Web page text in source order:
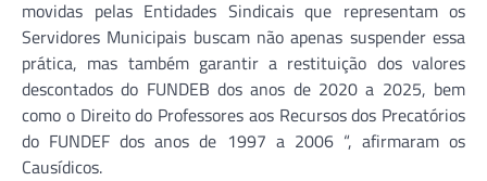
movidas pelas Entidades Sindicais que representam os
Servidores Municipais buscam não apenas suspender essa
prática, mas também garantir a restituição dos valores
descontados do FUNDEB dos anos de 2020 a 2025, bem
como o Direito do Professores aos Recursos dos Precatórios
do FUNDEF dos anos de 1997 a 2006 “, afirmaram os
Causídicos.